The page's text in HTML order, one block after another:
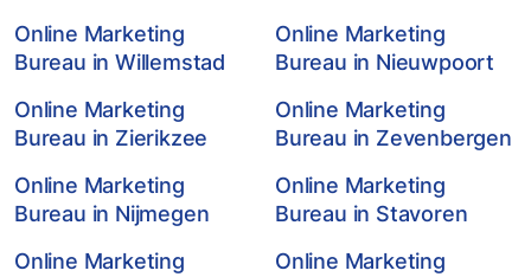
Online Marketing
Bureau in Willemstad
Online Marketing
Bureau in Nieuwpoort
Online Marketing
Bureau in Zierikzee
Online Marketing
Bureau in Zevenbergen
Online Marketing
Bureau in Nijmegen
Online Marketing
Bureau in Stavoren
Online Marketing
Online Marketing